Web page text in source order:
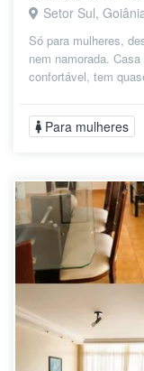
Setor Sul,
Só para mulheres,
nem namorada.
confortável, tem
Para mulheres